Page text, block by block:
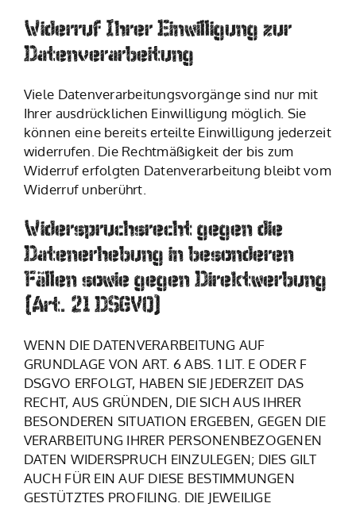
Widerruf Ihrer Einwilligung zur
Datenverarbeitung
Viele Datenverarbeitungsvorgänge sind nur mit
Ihrer ausdrücklichen Einwilligung möglich. Sie
können eine bereits erteilte Einwilligung jederzeit
widerrufen. Die Rechtmäßigkeit der bis zum
Widerruf erfolgten Datenverarbeitung bleibt vom
Widerruf unberührt.
Widerspruchsrecht gegen die
Datenerhebung in besonderen
Fällen sowie gegen Direktwerbung
(Art. 21 DSGVO)
WENN DIE DATENVERARBEITUNG AUF
GRUNDLAGE VON ART. 6 ABS. 1 LIT. E ODER F
DSGVO ERFOLGT, HABEN SIE JEDERZEIT DAS
RECHT, AUS GRÜNDEN, DIE SICH AUS IHRER
BESONDEREN SITUATION ERGEBEN, GEGEN DIE
VERARBEITUNG IHRER PERSONENBEZOGENEN
DATEN WIDERSPRUCH EINZULEGEN; DIES GILT
AUCH FÜR EIN AUF DIESE BESTIMMUNGEN
GESTÜTZTES PROFILING. DIE JEWEILIGE